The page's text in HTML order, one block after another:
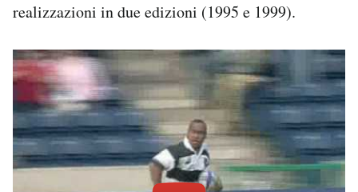
realizzazioni in due edizioni (1995 e 1999).